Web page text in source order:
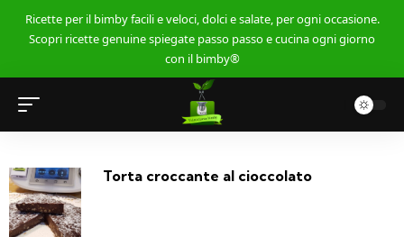
Ricette per il bimby facili e veloci, dolci e salate, per ogni occasione.
Scopri ricette genuine spiegate passo passo e cucina ogni giorno
con il bimby®
Torta croccante al cioccolato